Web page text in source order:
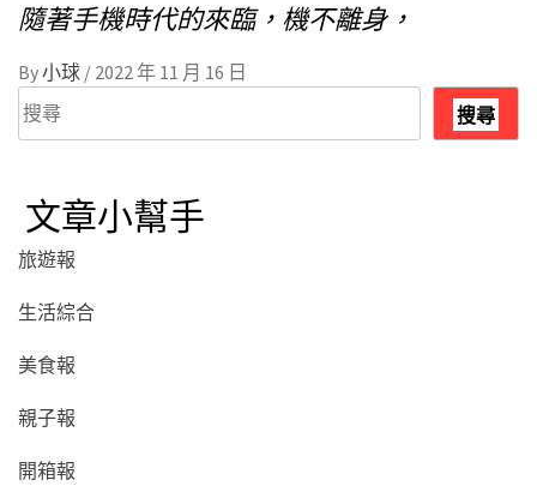
隨著手機時代的來臨，機不離身，
By小球 / 2022 年 11 月 16 日
搜
尋
搜尋
文章小幫手
旅遊報
生活綜合
美食報
親子報
開箱報